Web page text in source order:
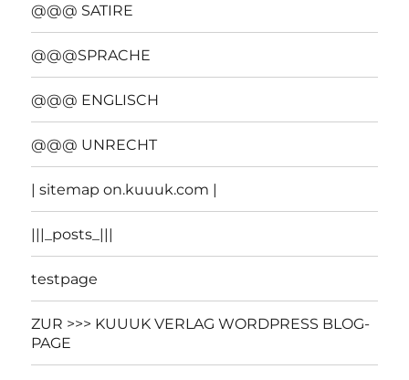
@@@ SATIRE
@@@SPRACHE
@@@ ENGLISCH
@@@ UNRECHT
| sitemap on.kuuuk.com |
|||_posts_|||
testpage
ZUR >>> KUUUK VERLAG WORDPRESS BLOG-
PAGE